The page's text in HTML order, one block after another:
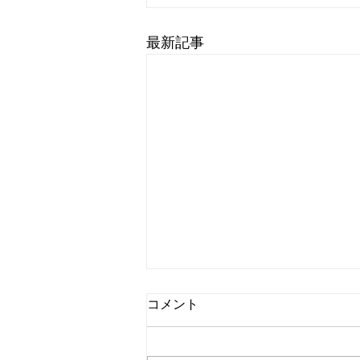
最新記事
コメント